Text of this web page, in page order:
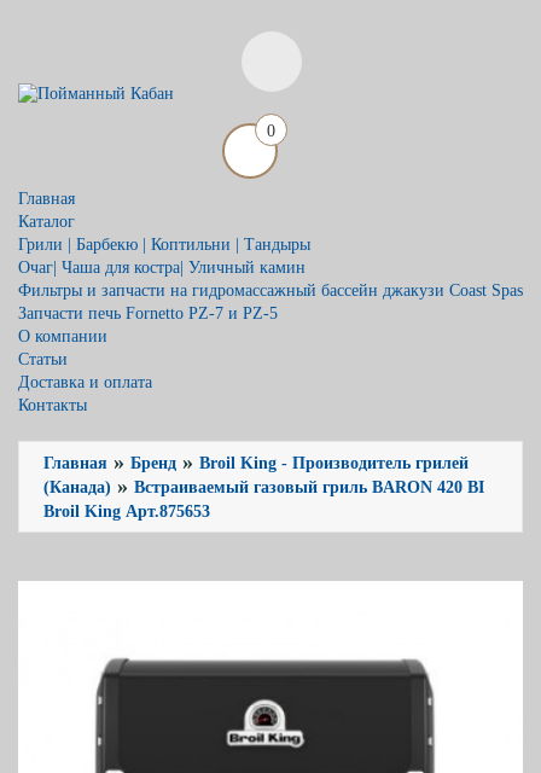
0
Главная
Каталог
Грили | Барбекю | Коптильни | Тандыры
Очаг| Чаша для костра| Уличный камин
Фильтры и запчасти на гидромассажный бассейн джакузи Coast Spas
Запчасти печь Fornetto PZ-7 и PZ-5
О компании
Статьи
Доставка и оплата
Контакты
Главная » Бренд » Broil King - Производитель грилей
(Канада) » Встраиваемый газовый гриль BARON 420 BI
Broil King Арт.875653